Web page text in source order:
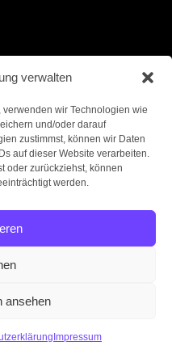
verwalten
wir Technologien wie
und/oder darauf
zustimmst, können wir Daten
auf dieser Website verarbeiten.
oder zurückziehst, können
werden.
ansehen
Impressum